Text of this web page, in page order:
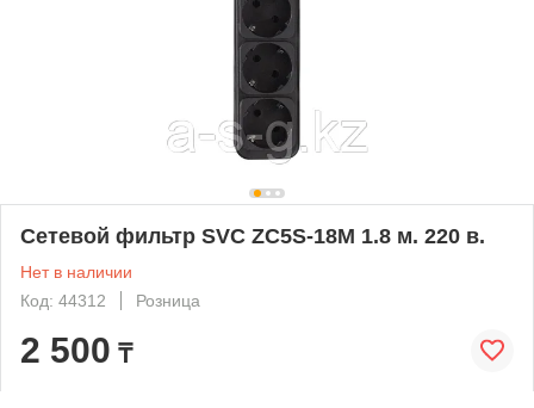
Сетевой фильтр SVC ZC5S-18M 1.8 м. 220 в.
Нет в наличии
Код: 44312
Розница
2 500 ₸